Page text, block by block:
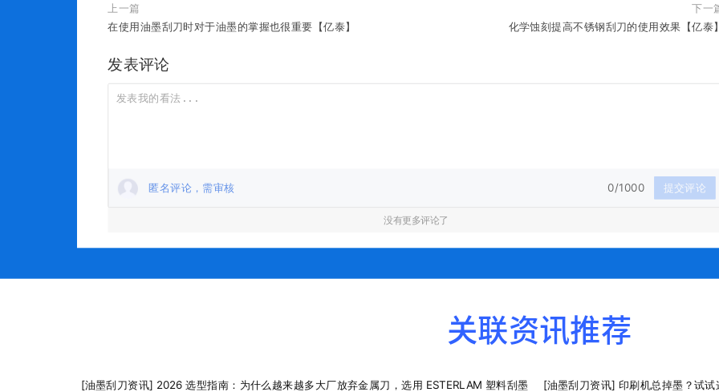
上一篇
在使用油墨刮刀时对于油墨的掌握也很重要【亿泰】
下一
化学蚀刻提高不锈钢刮刀的使用效果【亿泰
发表评论
匿名评论，需审核 0/1000 提交评论
没有更多评论了
关联资讯推荐
[油墨刮刀资讯] [油墨刮刀资讯] 印刷机总掉墨？试